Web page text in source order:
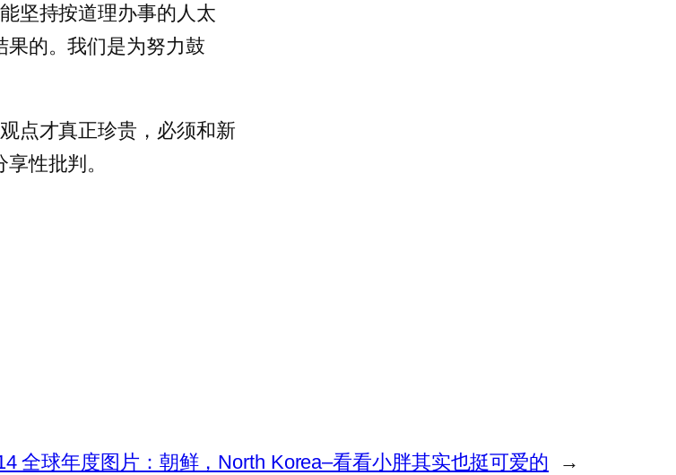
坚持按道理办事的人太
果的。我们是为努力鼓
点才真正珍贵，必须和新
性批判。
全球年度图片：朝鲜，North Korea–看看小胖其实也挺可爱的 →